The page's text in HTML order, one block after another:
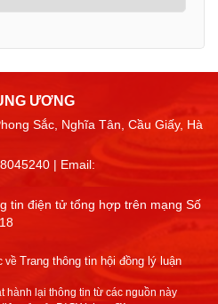
ƯƠNG
Sắc, Nghĩa Tân, Cầu Giấy, Hà
| Email:
tin điện tử tổng hợp trên mạng Số
về Trang thông tin hội đồng lý luận
hành lại thông tin từ các nguồn này